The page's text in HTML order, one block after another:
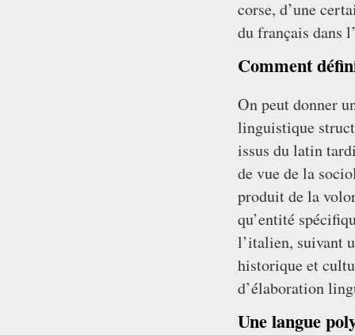
corse, d’une
du français dans
Comment
On peut donner
linguistique
issus du latin
de vue de la
produit de la
qu’entité
l’italien, suivant
historique et
d’élaboration
Une langue